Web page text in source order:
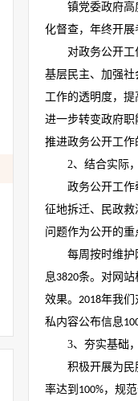
镇党委政府高
化督查，年终开展
对政务公开
基层民主、加强
工作的透明度，
进一步转变政府
推进政务公开工作
2、结合实际
政务公开工作
征地拆迁、民政救
问题作为公开的重
每周按时维护
息3820条。对网站
效果。 2018年我们
私内容公布信息
3、夯实基础
积极开展为
率达到 100%，规